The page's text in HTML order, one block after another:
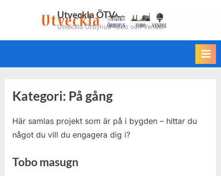
Utveckla ÖTV
Utveckla Örbyhus Tobo och Vendel
Kategori: På gång
Här samlas projekt som är på i bygden – hittar du
något du vill du engagera dig i?
Tobo masugn